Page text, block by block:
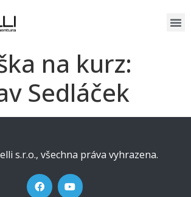
na kurz:
Sedláček
s.r.o., všechna práva vyhrazena.